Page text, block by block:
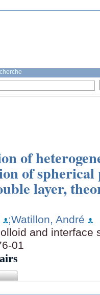
of
of
layer,
;Watillon, André
and interface
01